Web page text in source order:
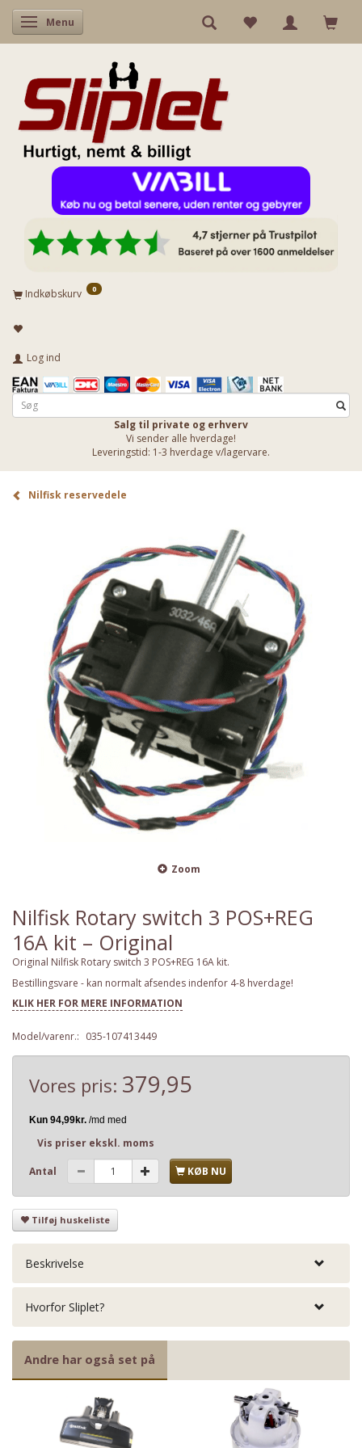
Skifte navigation
Menu
Indkøbskurv 0
Log ind
Salg til private og erhverv
Vi sender alle hverdage!
Leveringstid: 1-3 hverdage v/lagervare.
Nilfisk reservedele
Zoom
Nilfisk Rotary switch 3 POS+REG
16A kit – Original
Original Nilfisk Rotary switch 3 POS+REG 16A kit.
Bestillingsvare - kan normalt afsendes indenfor 4-8 hverdage!
KLIK HER FOR MERE INFORMATION
Model/varenr.: 035-107413449
Vores pris: 379,95
Vis priser ekskl. moms
Antal KØB NU
Tilføj huskeliste
Beskrivelse
Hvorfor Sliplet?
Andre har også set på